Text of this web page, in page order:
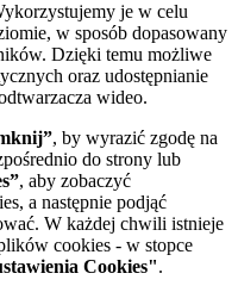
je w celu
w sposób dopasowany
Dzięki temu możliwe
oraz udostępnianie
wideo.
, by wyrazić zgodę na
do strony lub
, aby zobaczyć
a następnie podjąć
W każdej chwili istnieje
cookies - w stopce
Cookies".